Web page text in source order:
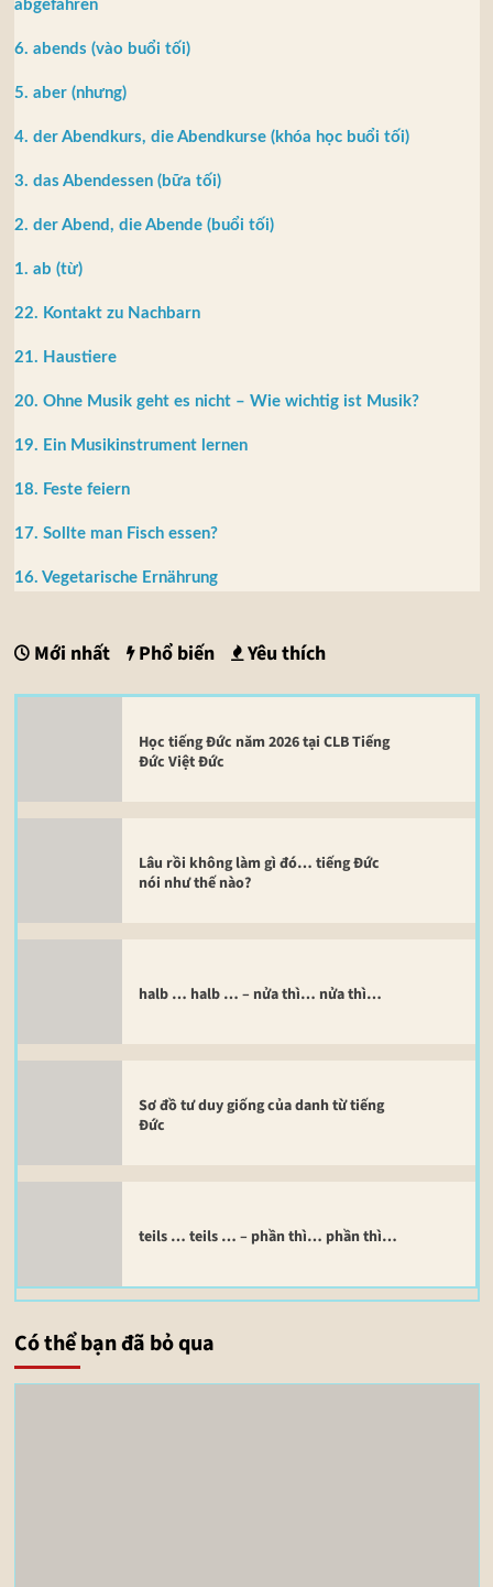
abgefahren
6. abends (vào buổi tối)
5. aber (nhưng)
4. der Abendkurs, die Abendkurse (khóa học buổi tối)
3. das Abendessen (bữa tối)
2. der Abend, die Abende (buổi tối)
1. ab (từ)
22. Kontakt zu Nachbarn
21. Haustiere
20. Ohne Musik geht es nicht – Wie wichtig ist Musik?
19. Ein Musikinstrument lernen
18. Feste feiern
17. Sollte man Fisch essen?
16. Vegetarische Ernährung
Mới nhất Phổ biến Yêu thích
Học tiếng Đức năm 2026 tại CLB Tiếng
Đức Việt Đức
Lâu rồi không làm gì đó… tiếng Đức
nói như thế nào?
halb … halb … – nửa thì… nửa thì…
Sơ đồ tư duy giống của danh từ tiếng
Đức
teils … teils … – phần thì… phần thì…
Có thể bạn đã bỏ qua